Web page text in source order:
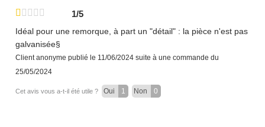
1/5
Idéal pour une remorque, à part un "détail" : la pièce n'est pas
galvanisée§
Client anonyme publié le 11/06/2024 suite à une commande du
25/05/2024
Cet avis vous a-t-il été utile ? Oui 1 Non 0